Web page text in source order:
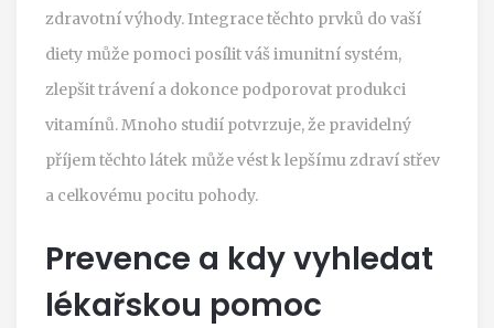
zdravotní výhody. Integrace těchto prvků do vaší
diety může pomoci posílit váš imunitní systém,
zlepšit trávení a dokonce podporovat produkci
vitamínů. Mnoho studií potvrzuje, že pravidelný
příjem těchto látek může vést k lepšímu zdraví střev
a celkovému pocitu pohody.
Prevence a kdy vyhledat
lékařskou pomoc